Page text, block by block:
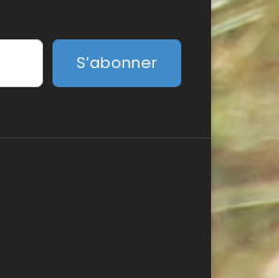
S’abonner